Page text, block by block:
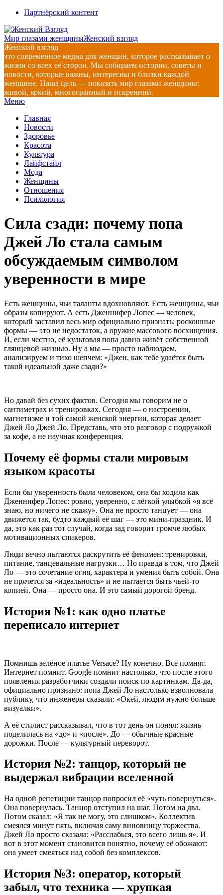
Перейти
содержимому
Партнёрский контент
Мир глазами женщиныЖенский взгляд
Женский взгляд
это современное медиа для женщин, которое рассказывает о
жизни со всех её сторон. Мы собираем истории, советы и
новости, которые важны, интересны и близки каждой
женщине. Наша цель — показать мир глазами женщины:
живой, яркий, многогранный и искренний.
Главное
меню
Меню
Главная
Новости
Здоровье
Красота
Культура
Лайфстайл
Мода
Женщины
Отношения
Психология
Сила сзади: почему попа
Джей Ло стала самым
обсуждаемым символом
уверенности в мире
Есть женщины, чьи таланты вдохновляют. Есть женщины, чьи
образы копируют. А есть Дженнифер Лопес — человек,
который заставил весь мир официально признать: роскошные
формы — это не недостаток, а оружие массового восхищения.
И, если честно, её культовая попа давно живёт собственной
глянцевой жизнью. Ну а мы — просто наблюдаем,
анализируем и тихо шепчем: «Джен, как тебе удаётся быть
такой идеальной даже сзади?»
Но давай без сухих фактов. Сегодня мы говорим не о
сантиметрах и тренировках. Сегодня — о настроении,
магнетизме и той самой женской энергии, которая делает
Джей Ло Джей Ло. Представь, что это разговор с подружкой
за кофе, а не научная конференция.
Почему её формы стали мировым
языком красоты
Если бы уверенность была человеком, она бы ходила как
Дженнифер Лопес: ровно, уверенно, с лёгкой улыбкой «я всё
знаю, но ничего не скажу». Она не просто танцует — она
движется так, будто каждый её шаг — это мини-праздник. И
да, это как раз тот случай, когда зад говорит громче любых
мотивационных спикеров.
Люди вечно пытаются раскрутить её феномен: тренировки,
питание, танцевальные нагрузки… Но правда в том, что Джей
Ло — это сочетание огня, характера и умения быть собой. Она
не прячется за «идеальность» и не пытается быть чьей-то
копией. Она — просто она. И это самый дорогой бренд.
История №1: как одно платье
переписало интернет
Помнишь зелёное платье Versace? Ну конечно. Все помнят.
Интернет помнит. Google помнит настолько, что после этого
появления разработчики создали поиск по картинкам. Да-да,
официально признано: попа Джей Ло настолько взволновала
публику, что инженеры сказали: «Окей, людям нужно больше
визуалки».
А её стилист рассказывал, что в тот день он понял: жизнь
поделилась на «до» и «после». До — обычные красные
дорожки. После — культурный переворот.
История №2: танцор, который не
выдержал вибрации вселенной
На одной репетиции танцор попросил её «чуть повернуться».
Она повернулась. Танцор отступил на шаг. Потом на два.
Потом сказал: «Я так не могу, это слишком». Коллектив
смеялся минут пять, включая саму виновницу торжества.
Джей Ло просто сказала: «Расслабься, это всего лишь я». И
вот в этот момент становится понятно, почему её обожают:
она умеет смеяться над собой без комплексов.
История №3: оператор, который
забыл, что техника — хрупкая